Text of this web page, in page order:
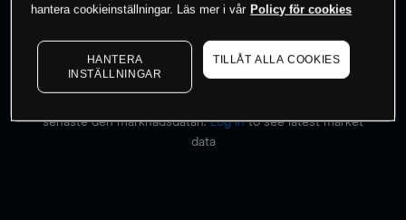
senaste den marknadsdatan.Log into see latest market
data
hantera cookieinställningar. Läs mer i vår Policy för cookies
HANTERA
INSTÄLLNINGAR
TILLÅT ALLA COOKIES